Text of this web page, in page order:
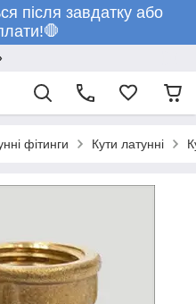
після завдатку або
фітинги Кути латунні